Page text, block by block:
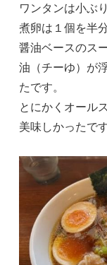
ワンタンは小ぶ
煮卵は１個を半
醤油ベースのス
油（チーゆ）が
たです。
とにかくオール
美味しかったです